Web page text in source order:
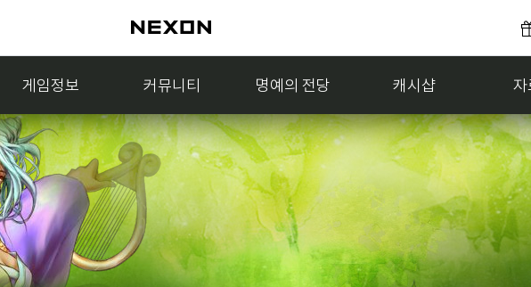
게임정보 커뮤니티 명예의 전당 캐시샵 자